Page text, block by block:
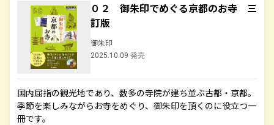
０２ 御朱印でめぐる京都のお寺 三
訂版
御朱印
2025.10.09 発売
国内屈指の観光地であり、数多の寺院が建ち並ぶ古都・京都。
季節を楽しみながらお寺をめぐり、御朱印を頂くのに役立つ一
冊です。